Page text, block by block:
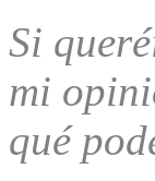
Si
mi
qué